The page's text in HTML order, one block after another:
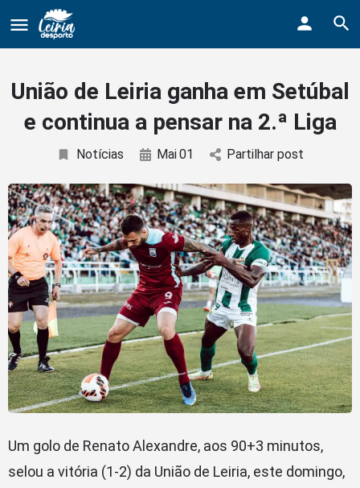
União de Leiria ganha em Setúbal
e continua a pensar na 2.ª Liga
Notícias Mai01 Partilhar post
Bodybuildergids:
Growth Hormone Review -https://academic.oup.com/
Grote selectie van farmacologische producten -
Creatine supplementation meta-analysis - https://
Hypertrophy Adaptations Review - https://
Um golo de Renato Alexandre, aos 90+3 minutos,
selou a vitória (1-2) da União de Leiria, este domingo,